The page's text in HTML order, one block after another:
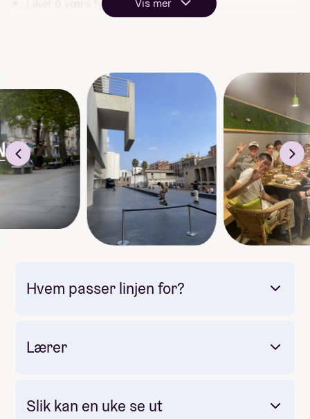
Liker å lære gjennom praksis
Liker å være kreativ
Vil lære om skateboard kultur, histore og
industrien
Vis mer
Hvem passer linjen for?
Lærer
Slik kan en uke se ut